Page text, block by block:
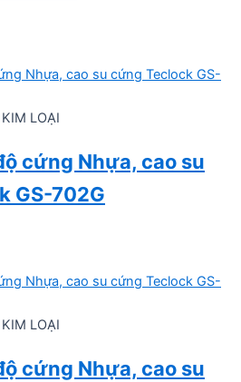
LOẠI
cứng Nhựa, cao su
GS-702G
LOẠI
cứng Nhựa, cao su